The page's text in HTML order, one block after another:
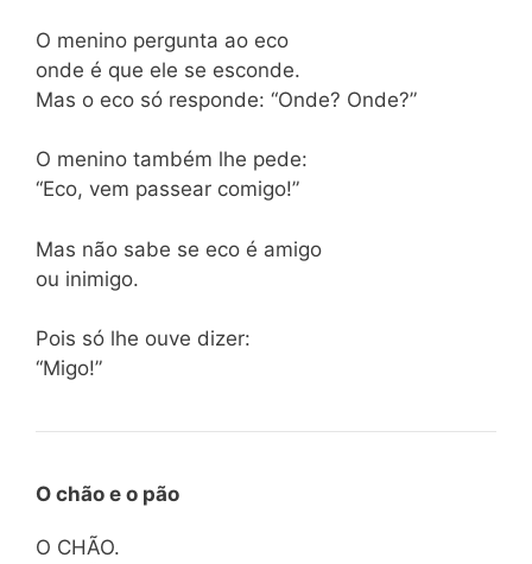
O menino pergunta ao eco
onde é que ele se esconde.
Mas o eco só responde: “Onde? Onde?”
O menino também lhe pede:
“Eco, vem passear comigo!”
Mas não sabe se eco é amigo
ou inimigo.
Pois só lhe ouve dizer:
“Migo!”
O chão e o pão
O CHÃO.